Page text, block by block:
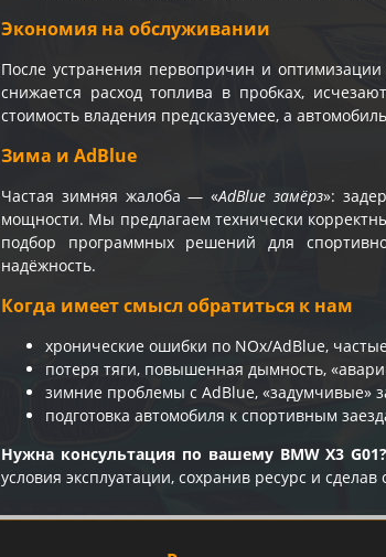
Экономия на обслуживании
После устранения первопричин и
снижается расход топлива в пробках,
стоимость владения предсказуемее, а
Зима и AdBlue
Частая зимняя жалоба — «AdBlue замёрз»:
мощности. Мы предлагаем технически
подбор программных решений для
надёжность.
Когда имеет смысл обратиться к нам
хронические ошибки по NOx/AdBlue,
потеря тяги, повышенная дымность,
зимние проблемы с AdBlue, «задумчивые»
подготовка автомобиля к спортивным
Нужна консультация по вашему BMW X3 G01?
условия эксплуатации, сохранив ресурс и